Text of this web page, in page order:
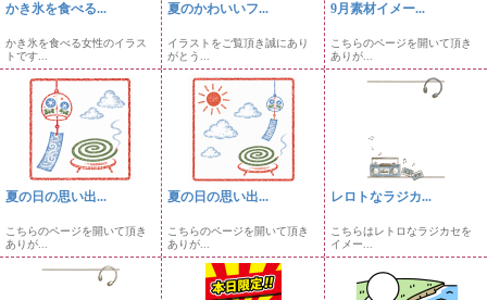
かき氷を食べる...
かき氷を食べる女性のイラス
トです...
夏のかわいいフ...
イラストをご覧頂き誠にあり
がとう...
9月素材イメー...
こちらのページを開いて頂き
ありが...
夏の日の思い出...
こちらのページを開いて頂き
ありが...
夏の日の思い出...
こちらのページを開いて頂き
ありが...
レロトなラジカ...
こちらはレトロなラジカセを
イメー...